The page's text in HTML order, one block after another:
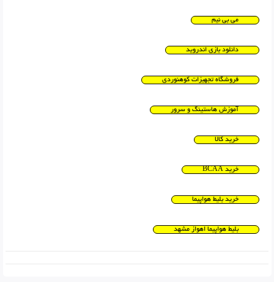
می بی نیم
دانلود بازی اندروید
فروشگاه تجهیزات کوهنوردی
آموزش هاستینگ و سرور
خرید کالا
خرید BCAA
خرید بلیط هواپیما
بلیط هواپیما اهواز مشهد